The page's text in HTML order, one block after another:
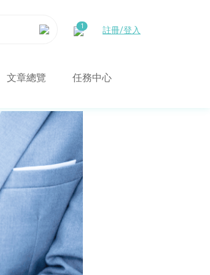
註冊/登入
文章總覽 任務中心